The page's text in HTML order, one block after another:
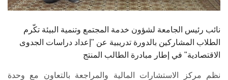
نائب رئيس الجامعة لشؤون خدمة المجتمع وتنمية البيئة تكّرم
الطلاب المشاركين بالدورة تدريبية عن "إعداد دراسات الجدوى
الاقتصادية" في إطار مبادرة الطالب المنتج
نظم مركز الاستشارات المالية والمراجعة بالتعاون مع وحدة